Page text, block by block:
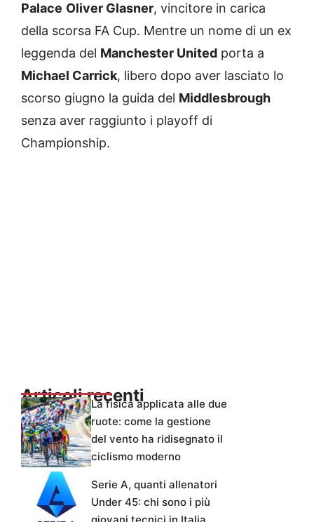
Palace Oliver Glasner, vincitore in carica
della scorsa FA Cup. Mentre un nome di un ex
leggenda del Manchester United porta a
Michael Carrick, libero dopo aver lasciato lo
scorso giugno la guida del Middlesbrough
senza aver raggiunto i playoff di
Championship.
Articoli recentiLa fisica applicata alle due
ruote: come la gestione
del vento ha ridisegnato il
ciclismo moderno
Serie A, quanti allenatori
Under 45: chi sono i più